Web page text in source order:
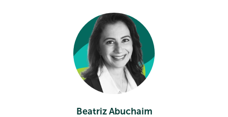
Beatriz Abuchaim